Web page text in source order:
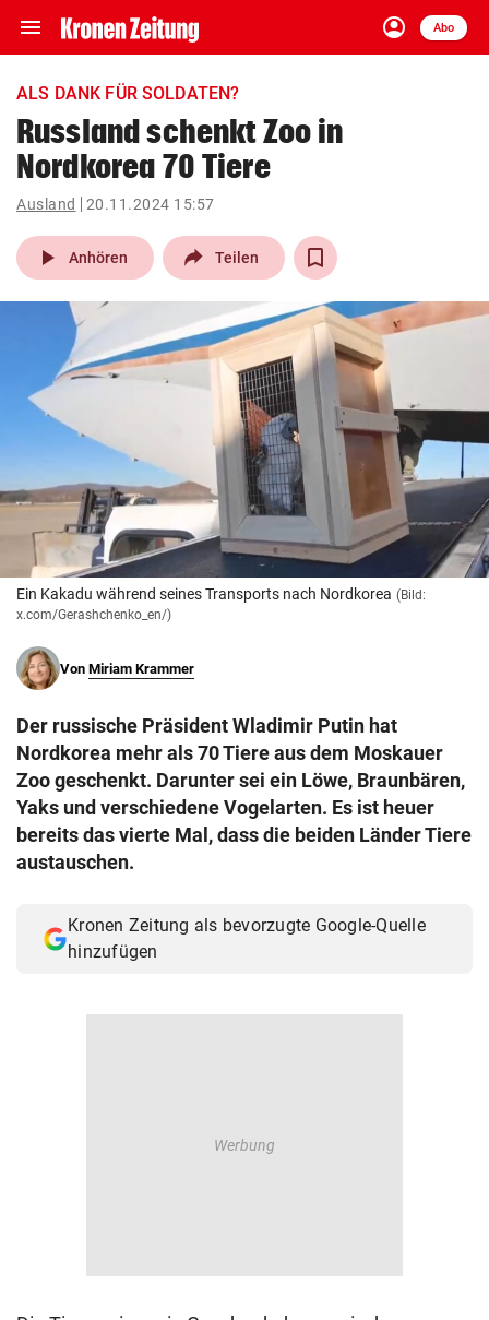
menu Navigation
ein-/ausklappen
account_circle
Anmelden
Abo
close Schließen
account_circle Anmelden
pin_drop
Wien arrow_right
bookmark
search
Suchbegriff
eingeben
© Krone Multimedia GmbH & Co KG 2026
Muthgasse 2, 1190 Wien
ALS DANK FÜR SOLDATEN?
Russland schenkt Zoo in
Nordkorea 70 Tiere
Ausland 20.11.2024 15:57
play_arrow Anhören Teilen
Ein Kakadu während seines Transports nach Nordkorea (Bild:
x.com/Gerashchenko_en/)
Von Miriam Krammer
Der russische Präsident Wladimir Putin hat
Nordkorea mehr als 70 Tiere aus dem Moskauer
Zoo geschenkt. Darunter sei ein Löwe, Braunbären,
Yaks und verschiedene Vogelarten. Es ist heuer
bereits das vierte Mal, dass die beiden Länder Tiere
austauschen.
Kronen Zeitung als bevorzugte Google-Quelle
hinzufügen